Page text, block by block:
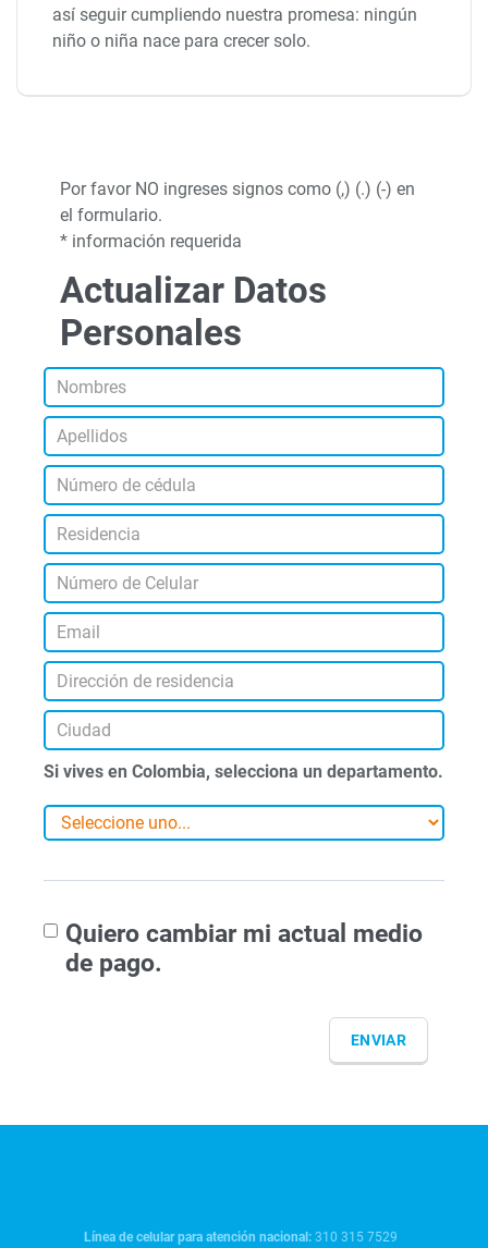
así seguir cumpliendo nuestra promesa: ningún
niño o niña nace para crecer solo.
Por favor NO ingreses signos como (,) (.) (-) en
el formulario.
* información requerida
Actualizar Datos
Personales
Si vives en Colombia, selecciona un departamento.
Quiero cambiar mi actual medio
de pago.
Línea de celular para atención nacional:310 315 7529